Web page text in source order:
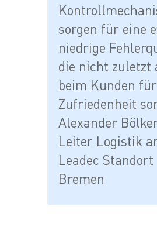
sorgen für eine
niedrige
die nicht zuletzt
beim Kunden
Zufriedenheit
Alexander
Leiter Logistik
Leadec Standort
Bremen